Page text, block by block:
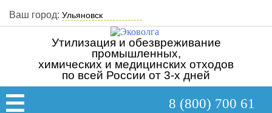
Ваш город:
Утилизация и обезвреживание
промышленных,
химических и медицинских отходов
по всей России от 3-х дней
8 (800) 700 61